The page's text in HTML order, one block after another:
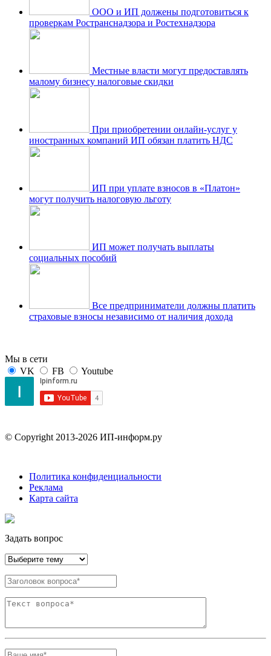
ООО и ИП должены подготовиться к
проверкам Ространснадзора и Ростехнадзора
Местные власти могут предоставлять
малому бизнесу налоговые скидки
При приобретении онлайн-услуг у
иностранных компаний ИП обязан платить НДС
ИП при уплате взносов в «Платон»
могут получить налоговую льготу
ИП может получать выплаты
социальных пособий
Все предприниматели должны платить
страховые взносы независимо от наличия дохода
Мы в сети
VK
FB Youtube
© Copyright 2013-2026 ИП-информ.ру
Политика конфиденциальности
Реклама
Карта сайта
Задать вопрос